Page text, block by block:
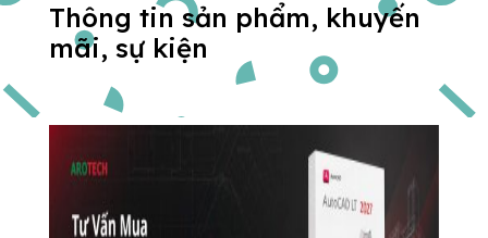
Thông tin sản phẩm, khuyến
mãi, sự kiện